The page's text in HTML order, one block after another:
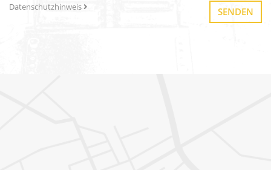
Datenschutzhinweis SENDEN